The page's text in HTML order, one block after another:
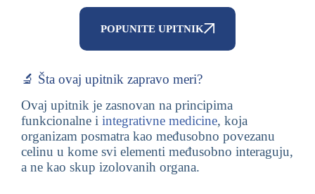
POPUNITE UPITNIK
🔬 Šta ovaj upitnik zapravo meri?
Ovaj upitnik je zasnovan na principima
funkcionalne i integrativne medicine, koja
organizam posmatra kao međusobno povezanu
celinu u kome svi elementi međusobno interaguju,
a ne kao skup izolovanih organa.